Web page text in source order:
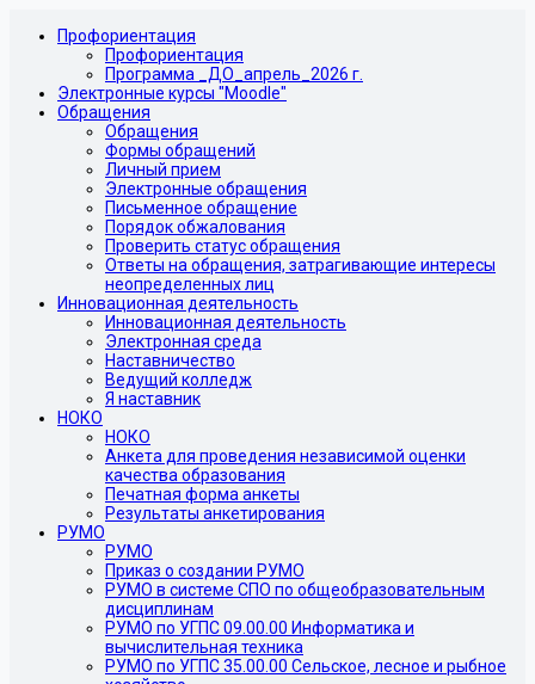
Профориентация
Профориентация
Программа _ДО_апрель_2026 г.
Электронные курсы "Moodle"
Обращения
Обращения
Формы обращений
Личный прием
Электронные обращения
Письменное обращение
Порядок обжалования
Проверить статус обращения
Ответы на обращения, затрагивающие интересы
неопределенных лиц
Инновационная деятельность
Инновационная деятельность
Электронная среда
Наставничество
Ведущий колледж
Я наставник
НОКО
НОКО
Анкета для проведения независимой оценки
качества образования
Печатная форма анкеты
Результаты анкетирования
РУМО
РУМО
Приказ о создании РУМО
РУМО в системе СПО по общеобразовательным
дисциплинам
РУМО по УГПС 09.00.00 Информатика и
вычислительная техника
РУМО по УГПС 35.00.00 Сельское, лесное и рыбное